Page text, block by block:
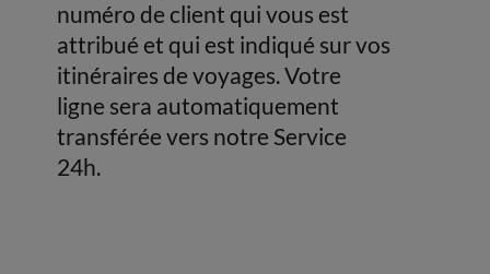
numéro de client qui vous est
attribué et qui est indiqué sur vos
itinéraires de voyages. Votre
ligne sera automatiquement
transférée vers notre Service
24h.